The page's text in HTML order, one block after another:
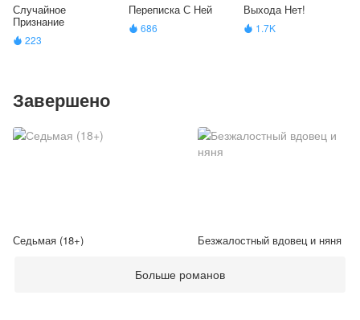
Случайное
Признание
 223
Переписка С Ней
 686
Выхода Нет!
 1.7K
Завершено
Седьмая (18+) Безжалостный вдовец и няня
Больше романов